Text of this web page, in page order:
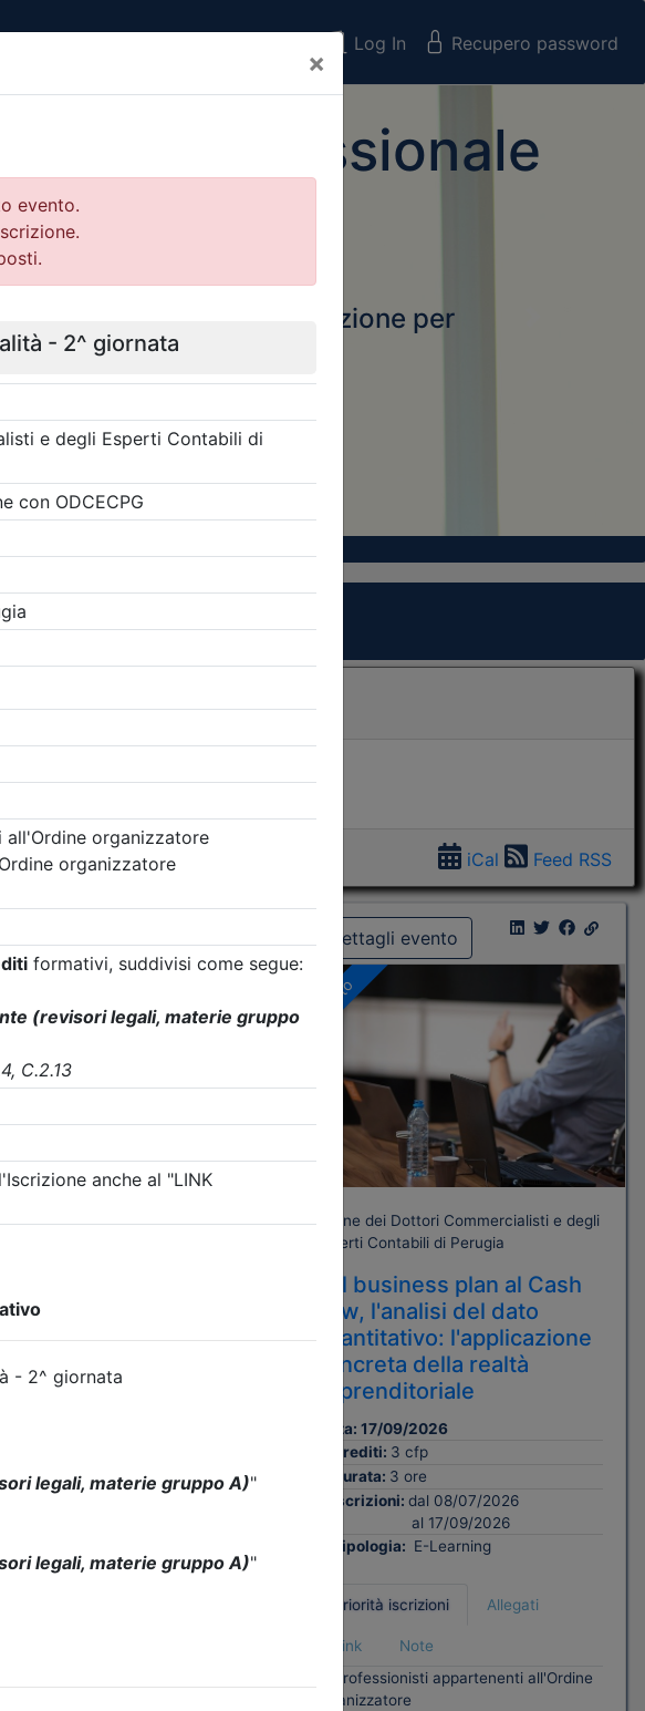
×
Log In Recupero password
Professionale
Il portale della formazione per
Ordini e Collegi
ricerca eventi
iCal Feed RSS
20 cfp
08/2026:
categorie professionali
Dettagli evento
Gratuito
Ordine dei Dottori Commercialisti e degli
Esperti Contabili di Perugia
Dal business plan al Cash
flow, l'analisi del dato
quantitativo: l'applicazione
concreta della realtà
imprenditoriale
Data: 17/09/2026
Crediti: 3 cfp
Durata: 3 ore
Iscrizioni: dal 08/07/2026
al 17/09/2026
Tipologia: E-Learning
Priorità iscrizioni Allegati
Link
Note
- professionisti appartenenti all'Ordine
organizzatore